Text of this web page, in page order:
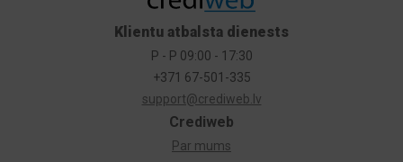
Crediweb
Par mums
Klientu atbalsta dienests
P - P 09:00 - 17:30
+371 67-501-335
support@crediweb.lv